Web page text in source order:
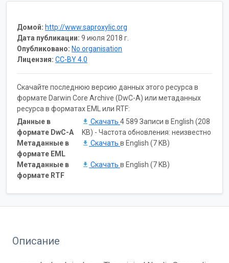
Домой: http://www.saproxylic.org
Дата публикации: 9 июля 2018 г.
Опубликовано: No organisation
Лицензия: CC-BY 4.0
Скачайте последнюю версию данных этого ресурса в
формате Darwin Core Archive (DwC-A) или метаданных
ресурса в форматах EML или RTF:
Данные в
формате DwC-A
Скачать 4 589 Записи в English (208
KB) - Частота обновления: неизвестно
Метаданные в
формате EML
Скачать в English (7 KB)
Метаданные в
формате RTF
Скачать в English (7 KB)
Описание